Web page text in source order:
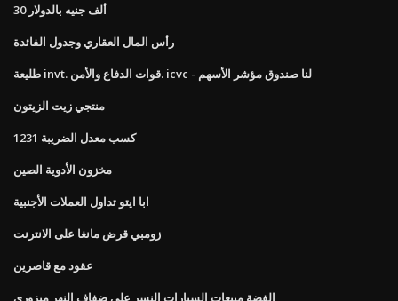
30 ألف جنيه بالدولار
رأس المال العقاري وجدول الفائدة
طليعة invt. قوات الدفاع والأمن. icvc - لنا صندوق مؤشر الأسهم
منتجي زيت الزيتون
1231 كسب معدل الضريبة
مخزون الأدوية الصين
ابا ايتو تداول العملات الأجنبية
زومبي قرض مانغا على الانترنت
عقود مع قاصرين
الفضة مبيعات السيارات النسر على ضفاف النهر ميزوري